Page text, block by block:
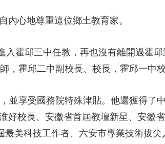
內心地尊重這位鄉土教育家。
霍邱三中任教，再也沒有離開過霍
，霍邱二中副校長、校長，霍邱一中
並享受國務院特殊津貼。他還獲得了
好校長、安徽省首屆教壇新星、安徽
美科技工作者、六安市專業技術拔